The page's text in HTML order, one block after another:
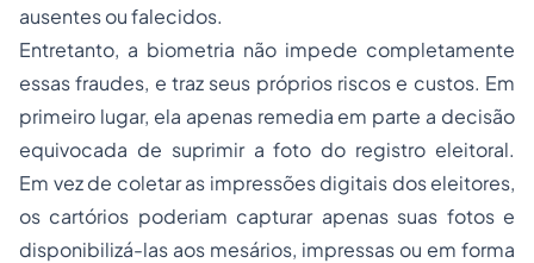
ausentes ou falecidos.
Entretanto, a biometria não impede completamente
essas fraudes, e traz seus próprios riscos e custos. Em
primeiro lugar, ela apenas remedia em parte a decisão
equivocada de suprimir a foto do registro eleitoral.
Em vez de coletar as impressões digitais dos eleitores,
os cartórios poderiam capturar apenas suas fotos e
disponibilizá-las aos mesários, impressas ou em forma